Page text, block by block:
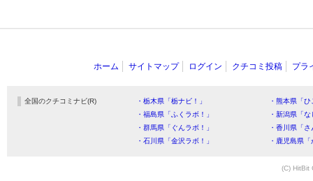
ホーム サイトマップ ログイン クチコミ投稿 プラ
全国のクチコミナビ(R) ・栃木県「栃ナビ！」
・熊本県「
・福島県「ふくラボ！」
・新潟県「
・群馬県「ぐんラボ！」
・香川県「
・石川県「金沢ラボ！」
・鹿児島県
(C) HitBit